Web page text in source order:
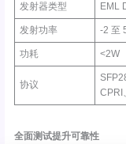
发射器类型 EML
发射功率 -2 至
功耗 <2W
协议
CPRI
全面测试提升可靠性